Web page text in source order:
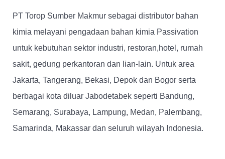
PT Torop Sumber Makmur sebagai distributor bahan
kimia melayani pengadaan bahan kimia Passivation
untuk kebutuhan sektor industri, restoran,hotel, rumah
sakit, gedung perkantoran dan lian-lain. Untuk area
Jakarta, Tangerang, Bekasi, Depok dan Bogor serta
berbagai kota diluar Jabodetabek seperti Bandung,
Semarang, Surabaya, Lampung, Medan, Palembang,
Samarinda, Makassar dan seluruh wilayah Indonesia.